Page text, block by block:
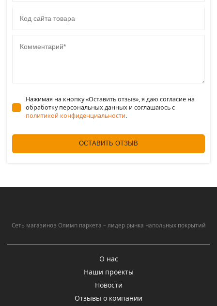
Нажимая на кнопку «Оставить отзыв», я даю согласие на
обработку персональных данных и соглашаюсь c
политикой конфиденциальности.
ОСТАВИТЬ ОТЗЫВ
Сеть магазинов Олимп паркета – лидер рынка напольных покрытий
О нас
Наши проекты
Новости
Отзывы о компании